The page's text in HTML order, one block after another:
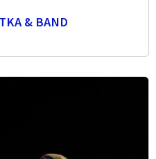
& BAND